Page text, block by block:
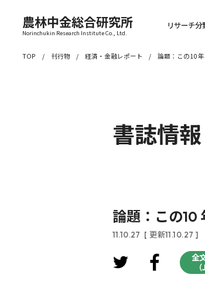
農林中金総合研究所
Norinchukin Research Institute Co., Ltd.
リサーチ分
TOP 刊行物 経済・金融レポート 論題：この10
書誌情報
論題：この10
11.10.27 [ 更新11.10.27 ]
全